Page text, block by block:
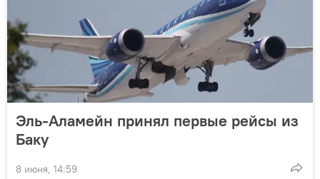
Эль-Аламейн принял первые рейсы из
Баку
8 июня, 14:59